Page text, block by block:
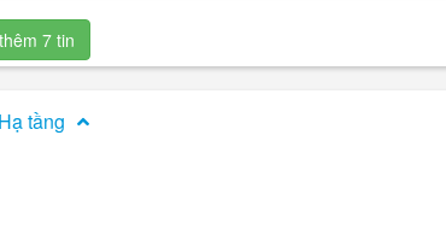
góc.
lựa chọn lý tưởng cho những ai yêu thích không gian
7 tin
tầng